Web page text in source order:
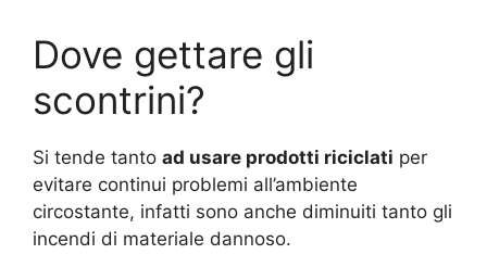
Dove gettare gli
scontrini?
Si tende tanto ad usare prodotti riciclati per
evitare continui problemi all’ambiente
circostante, infatti sono anche diminuiti tanto gli
incendi di materiale dannoso.